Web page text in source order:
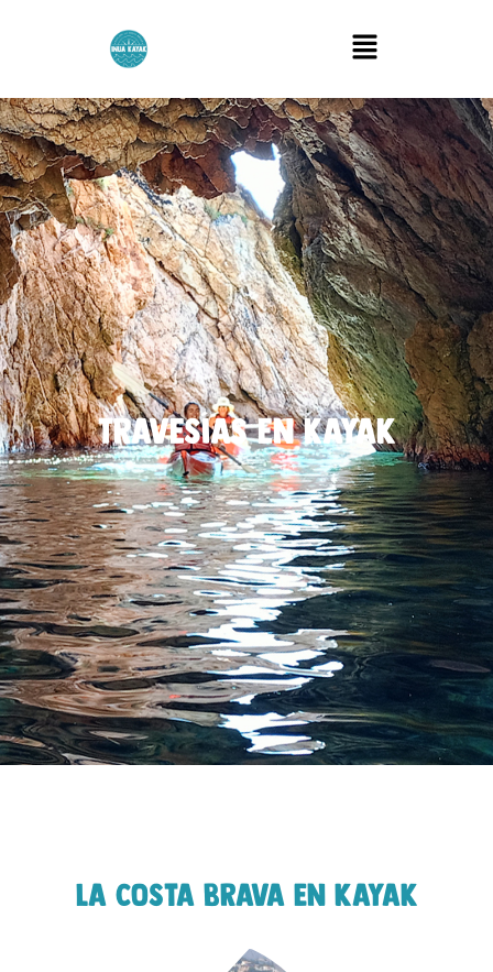
Menú
Travesías en Kayak
La Costa Brava en kayak